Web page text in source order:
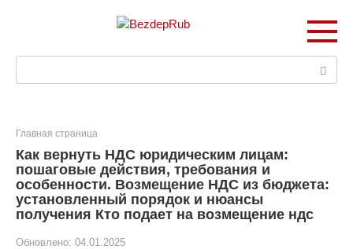
Главная страница
Как вернуть НДС юридическим лицам:
пошаговые действия, требования и
особенности. Возмещение НДС из бюджета:
установленный порядок и нюансы
получения Кто подает на возмещение ндс
Обновлено: 04.01.2025